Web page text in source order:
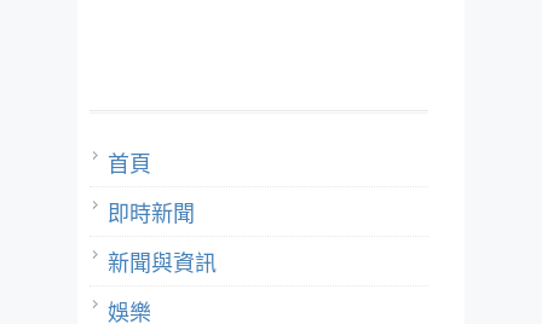
首頁
即時新聞
新聞與資訊
娛樂